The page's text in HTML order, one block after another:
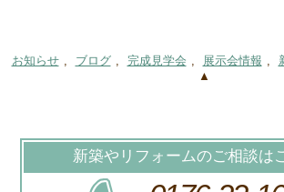
お知らせ ブログ 完成見学会 展示会情報
▲
新築やリフォームのご相談は